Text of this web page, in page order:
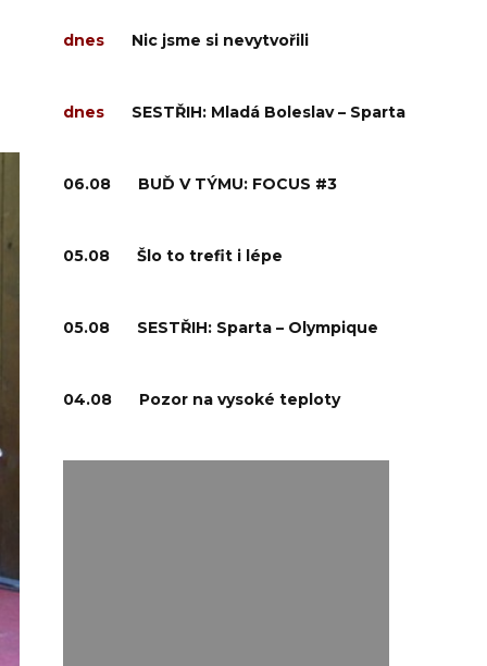
dnes Nic jsme si nevytvořili
dnes SESTŘIH: Mladá Boleslav – Sparta
06.08 BUĎ V TÝMU: FOCUS #3
05.08 Šlo to trefit i lépe
05.08 SESTŘIH: Sparta – Olympique
04.08 Pozor na vysoké teploty